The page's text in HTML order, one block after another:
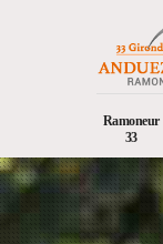
Ramoneur
33